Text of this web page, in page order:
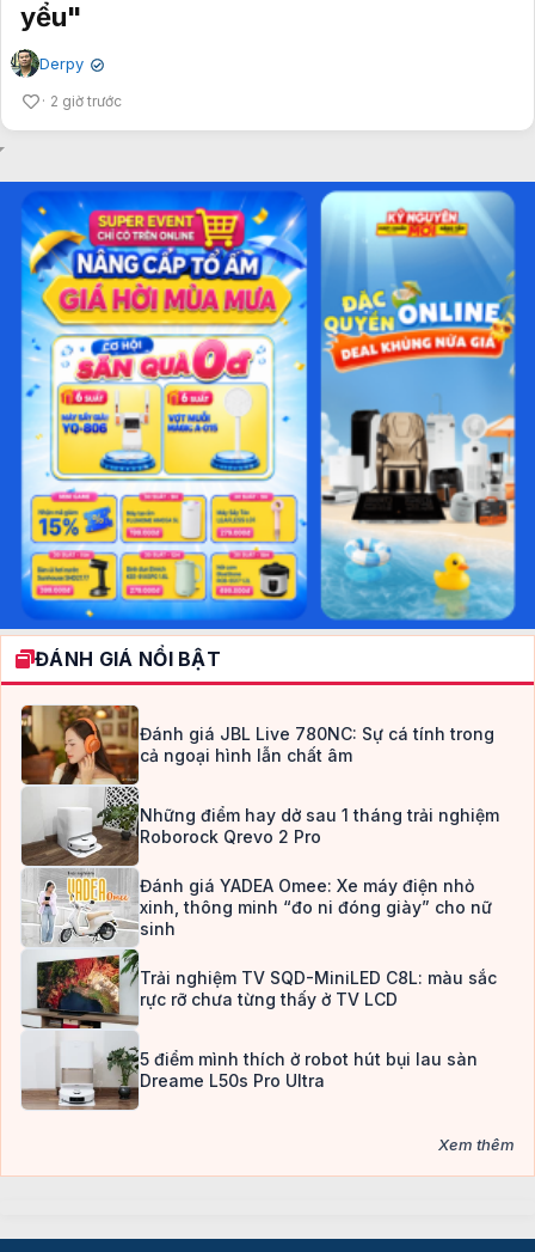
yểu"
Derpy ✔
2 giờ trước
ĐÁNH GIÁ NỔI BẬT
Đánh giá JBL Live 780NC: Sự cá tính trong
cả ngoại hình lẫn chất âm
Những điểm hay dở sau 1 tháng trải nghiệm
Roborock Qrevo 2 Pro
Đánh giá YADEA Omee: Xe máy điện nhỏ
xinh, thông minh “đo ni đóng giày” cho nữ
sinh
Trải nghiệm TV SQD-MiniLED C8L: màu sắc
rực rỡ chưa từng thấy ở TV LCD
5 điểm mình thích ở robot hút bụi lau sàn
Dreame L50s Pro Ultra
Xem thêm